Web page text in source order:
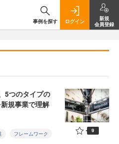
事例を探す ログイン
新規
会員登録
5つのタイプの
規事業で理解
フレームワーク 9